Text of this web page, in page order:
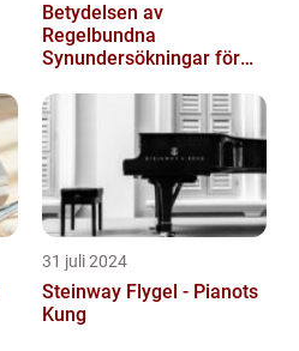
Betydelsen av
Regelbundna
Synundersökningar för
31 juli 2024
Steinway Flygel - Pianots
Kung